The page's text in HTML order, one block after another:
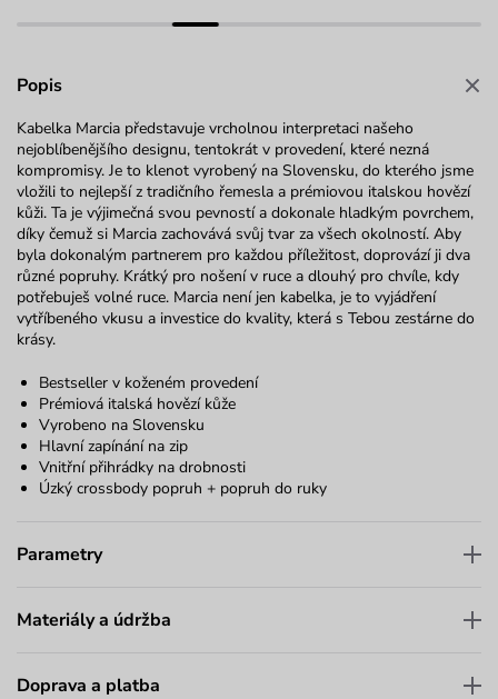
Popis
Kabelka Marcia představuje vrcholnou interpretaci našeho
nejoblíbenějšího designu, tentokrát v provedení, které nezná
kompromisy. Je to klenot vyrobený na Slovensku, do kterého jsme
vložili to nejlepší z tradičního řemesla a prémiovou italskou hovězí
kůži. Ta je výjimečná svou pevností a dokonale hladkým povrchem,
díky čemuž si Marcia zachovává svůj tvar za všech okolností. Aby
byla dokonalým partnerem pro každou příležitost, doprovází ji dva
různé popruhy. Krátký pro nošení v ruce a dlouhý pro chvíle, kdy
potřebuješ volné ruce. Marcia není jen kabelka, je to vyjádření
vytříbeného vkusu a investice do kvality, která s Tebou zestárne do
krásy.
Bestseller v koženém provedení
Prémiová italská hovězí kůže
Vyrobeno na Slovensku
Hlavní zapínání na zip
Vnitřní přihrádky na drobnosti
Úzký crossbody popruh + popruh do ruky
Parametry
Materiály a údržba
Doprava a platba